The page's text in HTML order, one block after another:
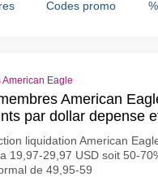
Codes promo
American Eagle
American
par dollar depense
liquidation American
19,97-29,97 USD soit 50-
de 49,95-59